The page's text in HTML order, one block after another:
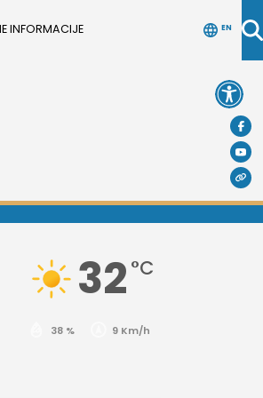
INFORMACIJE EN
32 °C
38 % 9 Km/h